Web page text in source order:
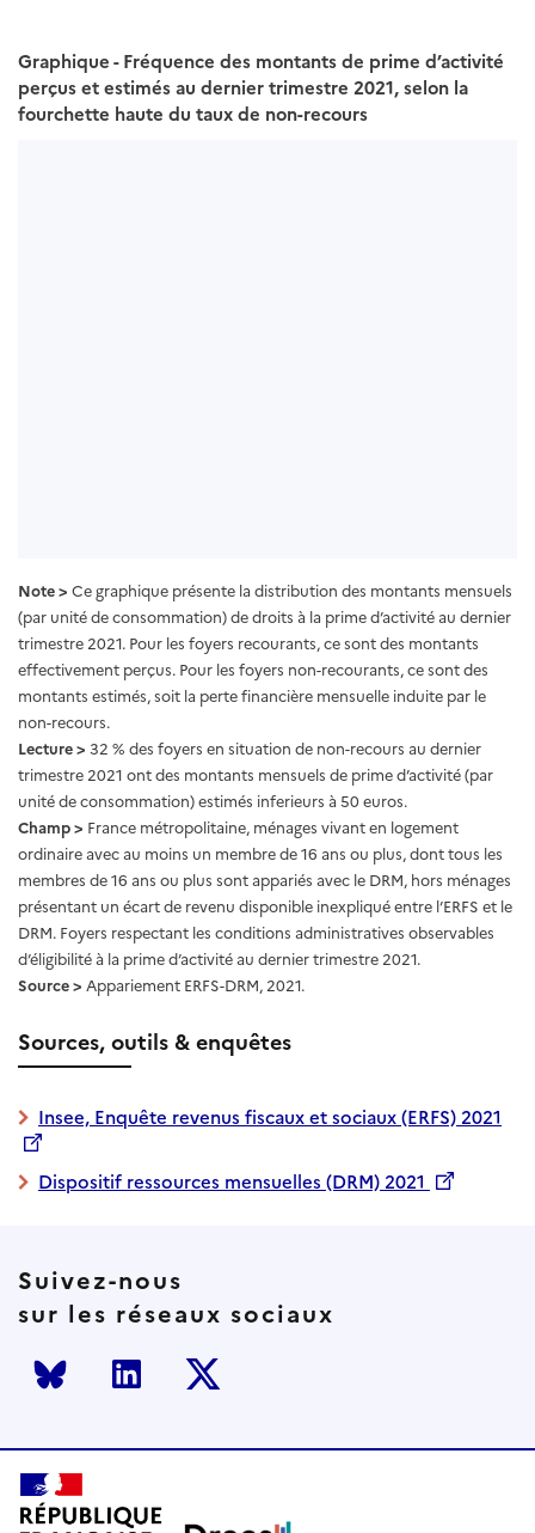
Graphique - Fréquence des montants de prime d’activité
perçus et estimés au dernier trimestre 2021, selon la
fourchette haute du taux de non-recours
Note > Ce graphique présente la distribution des montants mensuels
(par unité de consommation) de droits à la prime d’activité au dernier
trimestre 2021. Pour les foyers recourants, ce sont des montants
effectivement perçus. Pour les foyers non-recourants, ce sont des
montants estimés, soit la perte financière mensuelle induite par le
non-recours.
Lecture > 32 % des foyers en situation de non-recours au dernier
trimestre 2021 ont des montants mensuels de prime d’activité (par
unité de consommation) estimés inferieurs à 50 euros.
Champ > France métropolitaine, ménages vivant en logement
ordinaire avec au moins un membre de 16 ans ou plus, dont tous les
membres de 16 ans ou plus sont appariés avec le DRM, hors ménages
présentant un écart de revenu disponible inexpliqué entre l’ERFS et le
DRM. Foyers respectant les conditions administratives observables
d’éligibilité à la prime d’activité au dernier trimestre 2021.
Source > Appariement ERFS-DRM, 2021.
Sources, outils & enquêtes
Insee, Enquête revenus fiscaux et sociaux (ERFS) 2021
Dispositif ressources mensuelles (DRM) 2021
Suivez-nous
sur les réseaux sociaux
Bluesky LinkedInTwitter